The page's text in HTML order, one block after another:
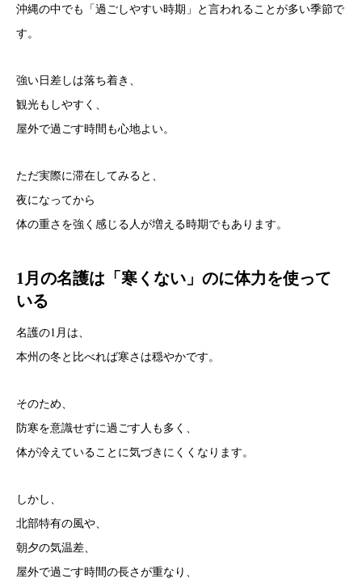
沖縄の中でも「過ごしやすい時期」と言われることが多い季節で
す。
強い日差しは落ち着き、
観光もしやすく、
屋外で過ごす時間も心地よい。
ただ実際に滞在してみると、
夜になってから
体の重さを強く感じる人が増える時期でもあります。
1月の名護は「寒くない」のに体力を使って
いる
名護の1月は、
本州の冬と比べれば寒さは穏やかです。
そのため、
防寒を意識せずに過ごす人も多く、
体が冷えていることに気づきにくくなります。
しかし、
北部特有の風や、
朝夕の気温差、
屋外で過ごす時間の長さが重なり、